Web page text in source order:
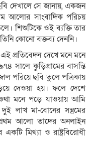
দেখালে সে জানায়, একজন
আলোর সাংবাদিক পরিচয়
শিশুটিকে ওই ব্যক্তি তার
কোনো বক্তব্য দেননি।
প্রতিবেদন দেখে মনে মনে
সালে কুড়িগ্রামের বাসন্তি
পরিয়ে ছবি তুলে পত্রিকায়
দেওয়া হয়। ফলে দেশে
কথা মনে পড়ে যাওয়ায় আমি
লাখ মা-বোনের সম্ভ্রমের
প্রথম আলো তাদের অনলাইন
মিথ্যা ও রাষ্ট্রবিরোধী